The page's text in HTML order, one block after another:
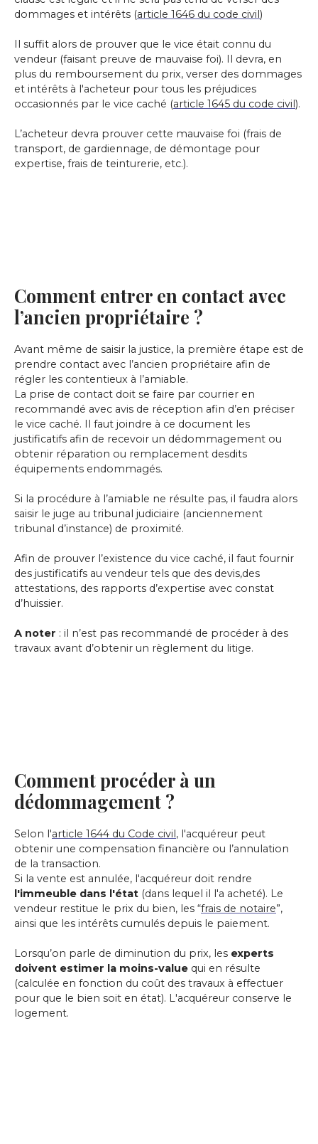
dommages et intérêts (article 1646 du code civil)
Il suffit alors de prouver que le vice était connu du
vendeur (faisant preuve de mauvaise foi). Il devra, en
plus du remboursement du prix, verser des dommages
et intérêts à l'acheteur pour tous les préjudices
occasionnés par le vice caché (article 1645 du code civil).
L’acheteur devra prouver cette mauvaise foi (frais de
transport, de gardiennage, de démontage pour
expertise, frais de teinturerie, etc.).
Comment entrer en contact avec
l’ancien propriétaire ?
Avant même de saisir la justice, la première étape est de
prendre contact avec l’ancien propriétaire afin de
régler les contentieux à l’amiable.
La prise de contact doit se faire par courrier en
recommandé avec avis de réception afin d’en préciser
le vice caché. Il faut joindre à ce document les
justificatifs afin de recevoir un dédommagement ou
obtenir réparation ou remplacement desdits
équipements endommagés.
Si la procédure à l’amiable ne résulte pas, il faudra alors
saisir le juge au tribunal judiciaire (anciennement
tribunal d’instance) de proximité.
Afin de prouver l’existence du vice caché, il faut fournir
des justificatifs au vendeur tels que des devis,des
attestations, des rapports d’expertise avec constat
d’huissier.
A noter : il n’est pas recommandé de procéder à des
travaux avant d’obtenir un règlement du litige.
Comment procéder à un
dédommagement ?
Selon l'article 1644 du Code civil, l'acquéreur peut
obtenir une compensation financière ou l’annulation
de la transaction.
Si la vente est annulée, l'acquéreur doit rendre
l'immeuble dans l'état (dans lequel il l'a acheté). Le
vendeur restitue le prix du bien, les “frais de notaire”,
ainsi que les intérêts cumulés depuis le paiement.
Lorsqu’on parle de diminution du prix, les experts
doivent estimer la moins-value qui en résulte
(calculée en fonction du coût des travaux à effectuer
pour que le bien soit en état). L'acquéreur conserve le
logement.